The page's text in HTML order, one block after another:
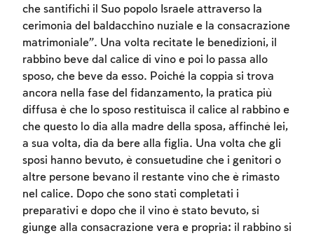
che santifichi il Suo popolo Israele attraverso la
cerimonia del baldacchino nuziale e la consacrazione
matrimoniale”. Una volta recitate le benedizioni, il
rabbino beve dal calice di vino e poi lo passa allo
sposo, che beve da esso. Poiché la coppia si trova
ancora nella fase del fidanzamento, la pratica più
diffusa è che lo sposo restituisca il calice al rabbino e
che questo lo dia alla madre della sposa, affinché lei,
a sua volta, dia da bere alla figlia. Una volta che gli
sposi hanno bevuto, è consuetudine che i genitori o
altre persone bevano il restante vino che è rimasto
nel calice. Dopo che sono stati completati i
preparativi e dopo che il vino è stato bevuto, si
giunge alla consacrazione vera e propria: il rabbino si
Account required
To mark concepts as learned, you'll need
to create an account or log in.
Sign up Login